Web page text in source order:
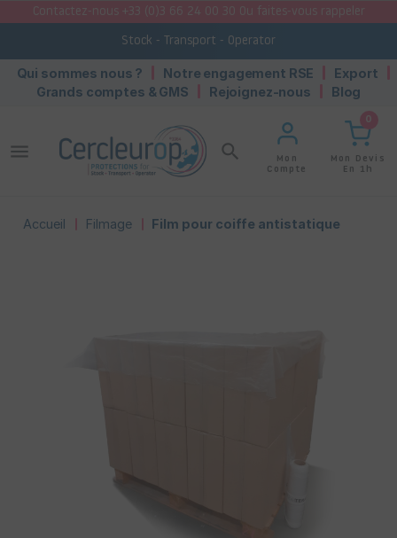
Contactez-nous +33 (0)3 66 24 00 30 Ou faites-vous rappeler
Stock - Transport - Operator
Qui sommes nous ? Notre engagement RSE
Export
Grands comptes & GMS
Rejoignez-nous Blog
search
Mon
Compte
0
Mon Devis
En 1h
menu
Accueil Filmage Film pour coiffe antistatique